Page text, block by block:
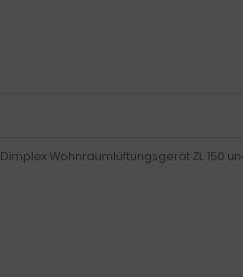
Wohnraumlüftungsgerät ZL 150